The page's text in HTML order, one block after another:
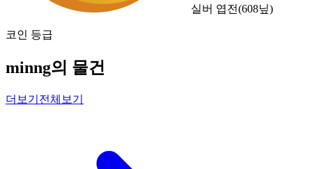
실버 엽전(608닢)
코인 등급
minng의 물건
더보기 전체보기